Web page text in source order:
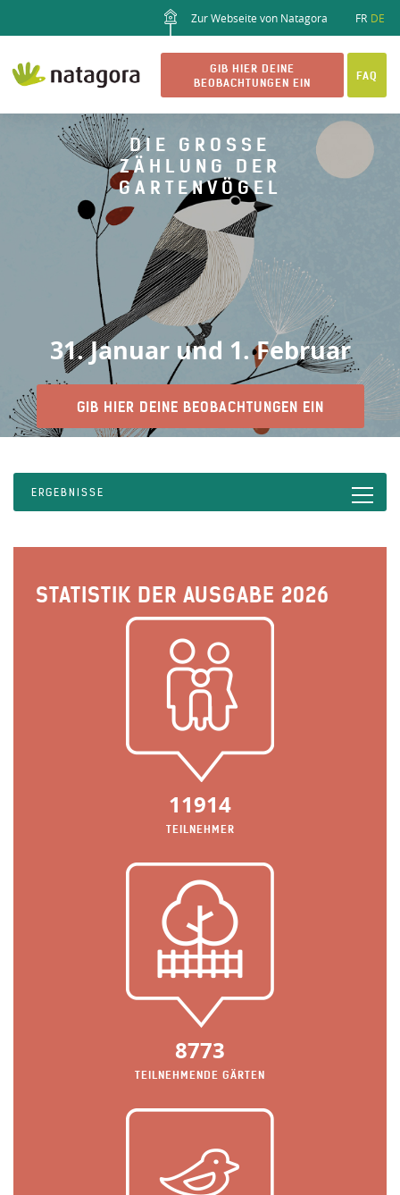
Zur Webseite von Natagora FR DE
GIB HIER DEINE
BEOBACHTUNGEN EIN
FAQ
DIE GROSSE Z
ÄHLUNG DER G
ARTENVÖGEL
31. Januar und 1. Februar
GIB HIER DEINE BEOBACHTUNGEN EIN
ERGEBNISSE
STATISTIK DER AUSGABE 2026
11914
TEILNEHMER
8773
TEILNEHMENDE GÄRTEN